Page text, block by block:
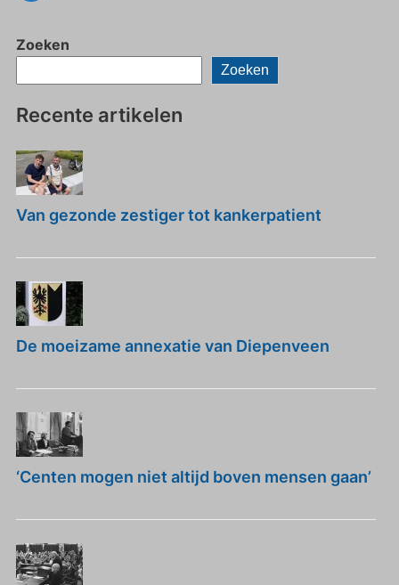
Zoeken
Zoeken
Recente artikelen
Van gezonde zestiger tot kankerpatient
De moeizame annexatie van Diepenveen
‘Centen mogen niet altijd boven mensen gaan’